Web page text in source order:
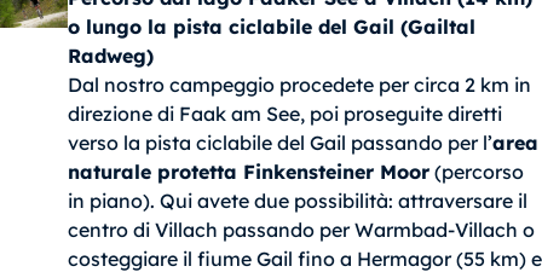
o lungo la pista ciclabile del Gail (Gailtal
Radweg)
Dal nostro campeggio procedete per circa 2 km in
direzione di Faak am See, poi proseguite diretti
verso la pista ciclabile del Gail passando per l’area
naturale protetta Finkensteiner Moor(percorso
in piano). Qui avete due possibilità: attraversare il
centro di Villach passando per Warmbad-Villach o
costeggiare il fiume Gail fino a Hermagor (55 km) e